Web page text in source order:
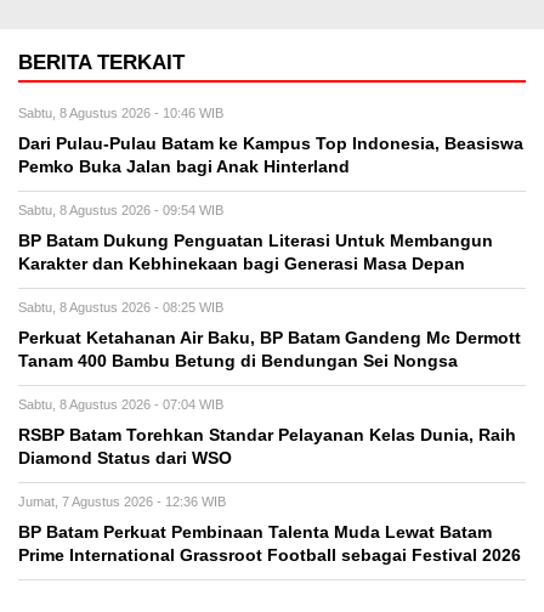
BERITA TERKAIT
Sabtu, 8 Agustus 2026 - 10:46 WIB
Dari Pulau-Pulau Batam ke Kampus Top Indonesia, Beasiswa
Pemko Buka Jalan bagi Anak Hinterland
Sabtu, 8 Agustus 2026 - 09:54 WIB
BP Batam Dukung Penguatan Literasi Untuk Membangun
Karakter dan Kebhinekaan bagi Generasi Masa Depan
Sabtu, 8 Agustus 2026 - 08:25 WIB
Perkuat Ketahanan Air Baku, BP Batam Gandeng Mc Dermott
Tanam 400 Bambu Betung di Bendungan Sei Nongsa
Sabtu, 8 Agustus 2026 - 07:04 WIB
RSBP Batam Torehkan Standar Pelayanan Kelas Dunia, Raih
Diamond Status dari WSO
Jumat, 7 Agustus 2026 - 12:36 WIB
BP Batam Perkuat Pembinaan Talenta Muda Lewat Batam
Prime International Grassroot Football sebagai Festival 2026